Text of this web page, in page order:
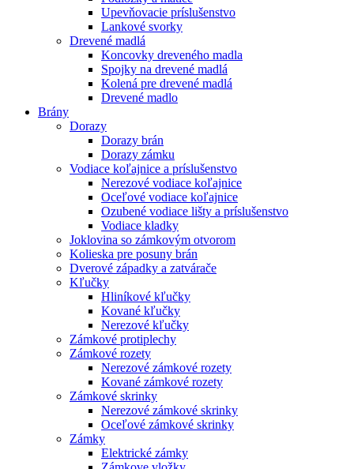
Upevňovacie príslušenstvo
Lankové svorky
Drevené madlá
Koncovky dreveného madla
Spojky na drevené madlá
Kolená pre drevené madlá
Drevené madlo
Brány
Dorazy
Dorazy brán
Dorazy zámku
Vodiace koľajnice a príslušenstvo
Nerezové vodiace koľajnice
Oceľové vodiace koľajnice
Ozubené vodiace lišty a príslušenstvo
Vodiace kladky
Joklovina so zámkovým otvorom
Kolieska pre posuny brán
Dverové západky a zatvárače
Kľučky
Hliníkové kľučky
Kované kľučky
Nerezové kľučky
Zámkové protiplechy
Zámkové rozety
Nerezové zámkové rozety
Kované zámkové rozety
Zámkové skrinky
Nerezové zámkové skrinky
Oceľové zámkové skrinky
Zámky
Elektrické zámky